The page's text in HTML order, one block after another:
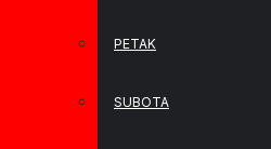
PETAK
SUBOTA